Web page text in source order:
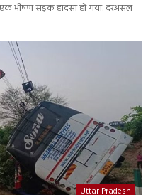
भीषण सड़क हादसा हो गया. दरअसल
Uttar Pradesh